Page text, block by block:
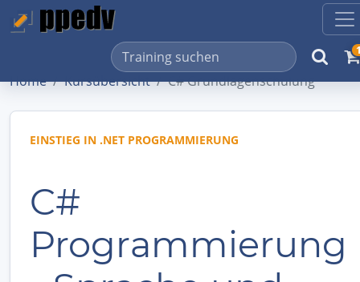
Home Kursübersicht C# Grundlagenschulung
EINSTIEG IN .NET PROGRAMMIERUNG
C#
Programmierung